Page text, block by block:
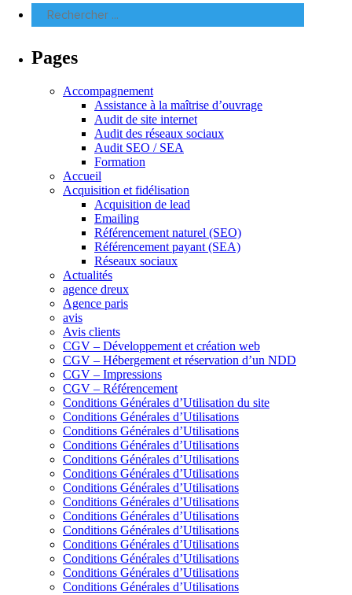
Pages
Accompagnement
Assistance à la maîtrise d’ouvrage
Audit de site internet
Audit des réseaux sociaux
Audit SEO / SEA
Formation
Accueil
Acquisition et fidélisation
Acquisition de lead
Emailing
Référencement naturel (SEO)
Référencement payant (SEA)
Réseaux sociaux
Actualités
agence dreux
Agence paris
avis
Avis clients
CGV – Développement et création web
CGV – Hébergement et réservation d’un NDD
CGV – Impressions
CGV – Référencement
Conditions Générales d’Utilisation du site
Conditions Générales d’Utilisations
Conditions Générales d’Utilisations
Conditions Générales d’Utilisations
Conditions Générales d’Utilisations
Conditions Générales d’Utilisations
Conditions Générales d’Utilisations
Conditions Générales d’Utilisations
Conditions Générales d’Utilisations
Conditions Générales d’Utilisations
Conditions Générales d’Utilisations
Conditions Générales d’Utilisations
Conditions Générales d’Utilisations
Conditions Générales d’Utilisations